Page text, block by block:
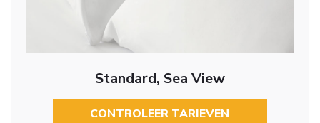
Standard, Sea View
CONTROLEER TARIEVEN